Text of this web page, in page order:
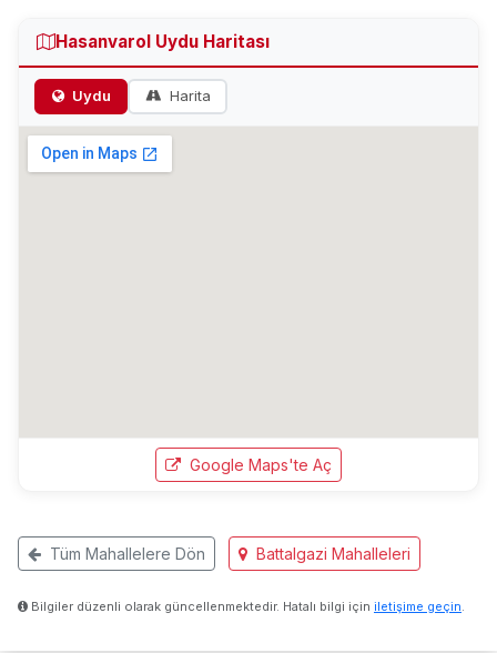
Hasanvarol Uydu Haritası
Uydu Harita
Google Maps'te Aç
Tüm Mahallelere Dön Battalgazi Mahalleleri
Bilgiler düzenli olarak güncellenmektedir. Hatalı bilgi için iletişime geçin